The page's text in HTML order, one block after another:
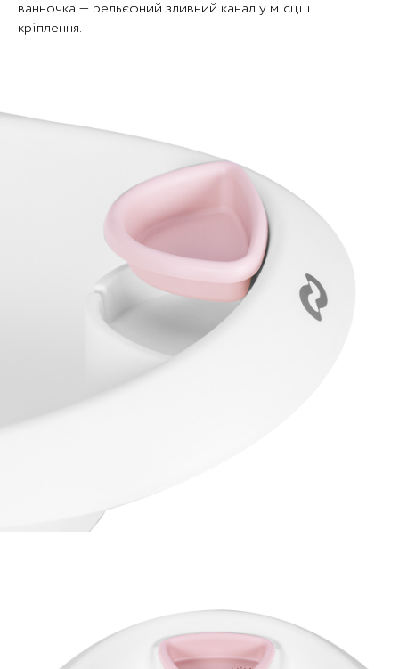
ванночка — рельєфний зливний канал у місці її
кріплення.